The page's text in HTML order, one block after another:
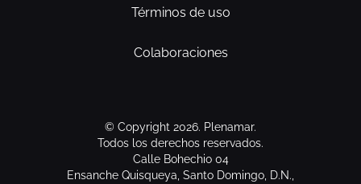
Términos de uso
Colaboraciones
© Copyright 2026. Plenamar.
Todos los derechos reservados.
Calle Bohechio 04
Ensanche Quisqueya, Santo Domingo, D.N.,